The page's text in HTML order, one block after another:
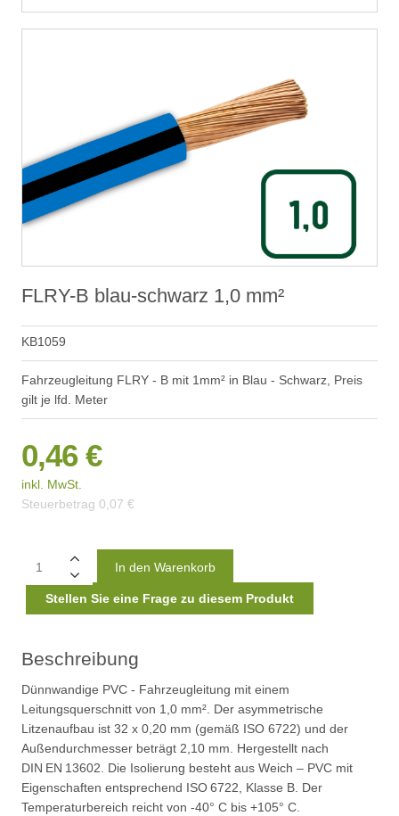
FLRY-B blau-schwarz 1,0 mm²
KB1059
Fahrzeugleitung FLRY - B mit 1mm² in Blau - Schwarz, Preis
gilt je lfd. Meter
0,46 €
inkl. MwSt.
Steuerbetrag 0,07 €
Stellen Sie eine Frage zu diesem Produkt
Beschreibung
Dünnwandige PVC - Fahrzeugleitung mit einem
Leitungsquerschnitt von 1,0 mm². Der asymmetrische
Litzenaufbau ist 32 x 0,20 mm (gemäß ISO 6722) und der
Außendurchmesser beträgt 2,10 mm. Hergestellt nach
DIN EN 13602. Die Isolierung besteht aus Weich – PVC mit
Eigenschaften entsprechend ISO 6722, Klasse B. Der
Temperaturbereich reicht von -40° C bis +105° C.